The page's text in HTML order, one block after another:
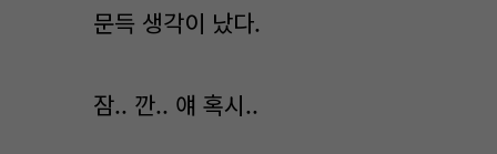
문득 생각이 났다.
잠.. 깐.. 얘 혹시..